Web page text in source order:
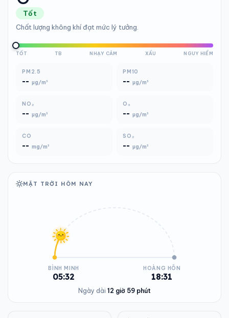
Tốt
Chất lượng không khí đạt mức lý tưởng.
TỐT TB NHẠY CẢM XẤU NGUY HIỂM
PM2.5
-- µg/m³
PM10
-- µg/m³
NO₂
-- µg/m³
O₃
-- µg/m³
CO
-- mg/m³
SO₂
-- µg/m³
MẶT TRỜI HÔM NAY
BÌNH MINH
05:32
HOÀNG HÔN
18:31
Ngày dài 12 giờ 59 phút